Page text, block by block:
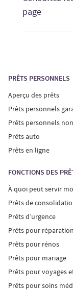
page
prêt
Prêts
Les taux
garantis
annuel du
fonction de
individuels
rapport de
Exemple d’un
TAC de 34,99
de 354,84 $,
La Fairstone
PRÊTS PERSONNELS
Aperçu des prêts
Prêts personnels
Prêts personnels
Prêts auto
Prêts en ligne
FONCTIONS DES
À quoi peut servir
Prêts de
Prêts d’urgence
Prêts pour
Prêts pour rénos
Prêts pour mariage
Prêts pour voyages
Prêts pour soins